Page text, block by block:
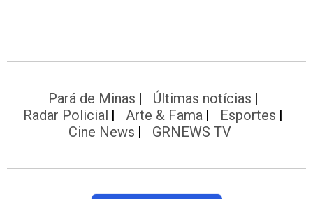
Pará de Minas
Últimas notícias
Radar Policial
Arte & Fama
Esportes
Cine News
GRNEWS TV